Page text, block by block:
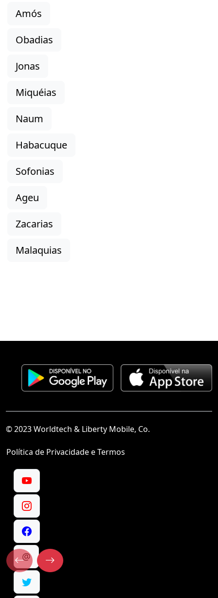
Amós
Obadias
Jonas
Miquéias
Naum
Habacuque
Sofonias
Ageu
Zacarias
Malaquias
© 2023 Worldtech & Liberty Mobile, Co.
Política de Privacidade e Termos
@